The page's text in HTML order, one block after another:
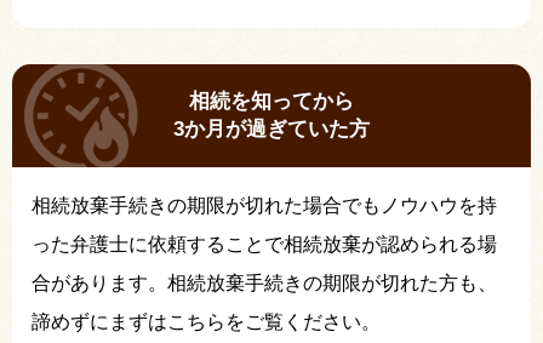
相続を知ってから
3か月が過ぎていた方
相続放棄手続きの期限が切れた場合でもノウハウを持
った弁護士に依頼することで相続放棄が認められる場
合があります。相続放棄手続きの期限が切れた方も、
諦めずにまずはこちらをご覧ください。